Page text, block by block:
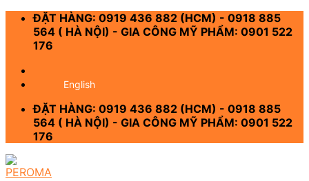
Skip
content
ĐẶT HÀNG: 0919 436 882 (HCM) - 0918 885
564 ( HÀ NỘI) - GIA CÔNG MỸ PHẨM: 0901 522
176
English
ĐẶT HÀNG: 0919 436 882 (HCM) - 0918 885
564 ( HÀ NỘI) - GIA CÔNG MỸ PHẨM: 0901 522
176